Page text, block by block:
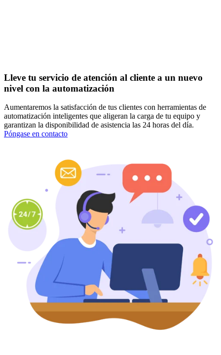
Lleve tu servicio de atención al cliente a un nuevo
nivel con la automatización
Aumentaremos la satisfacción de tus clientes con herramientas de
automatización inteligentes que aligeran la carga de tu equipo y
garantizan la disponibilidad de asistencia las 24 horas del día.
Póngase en contacto